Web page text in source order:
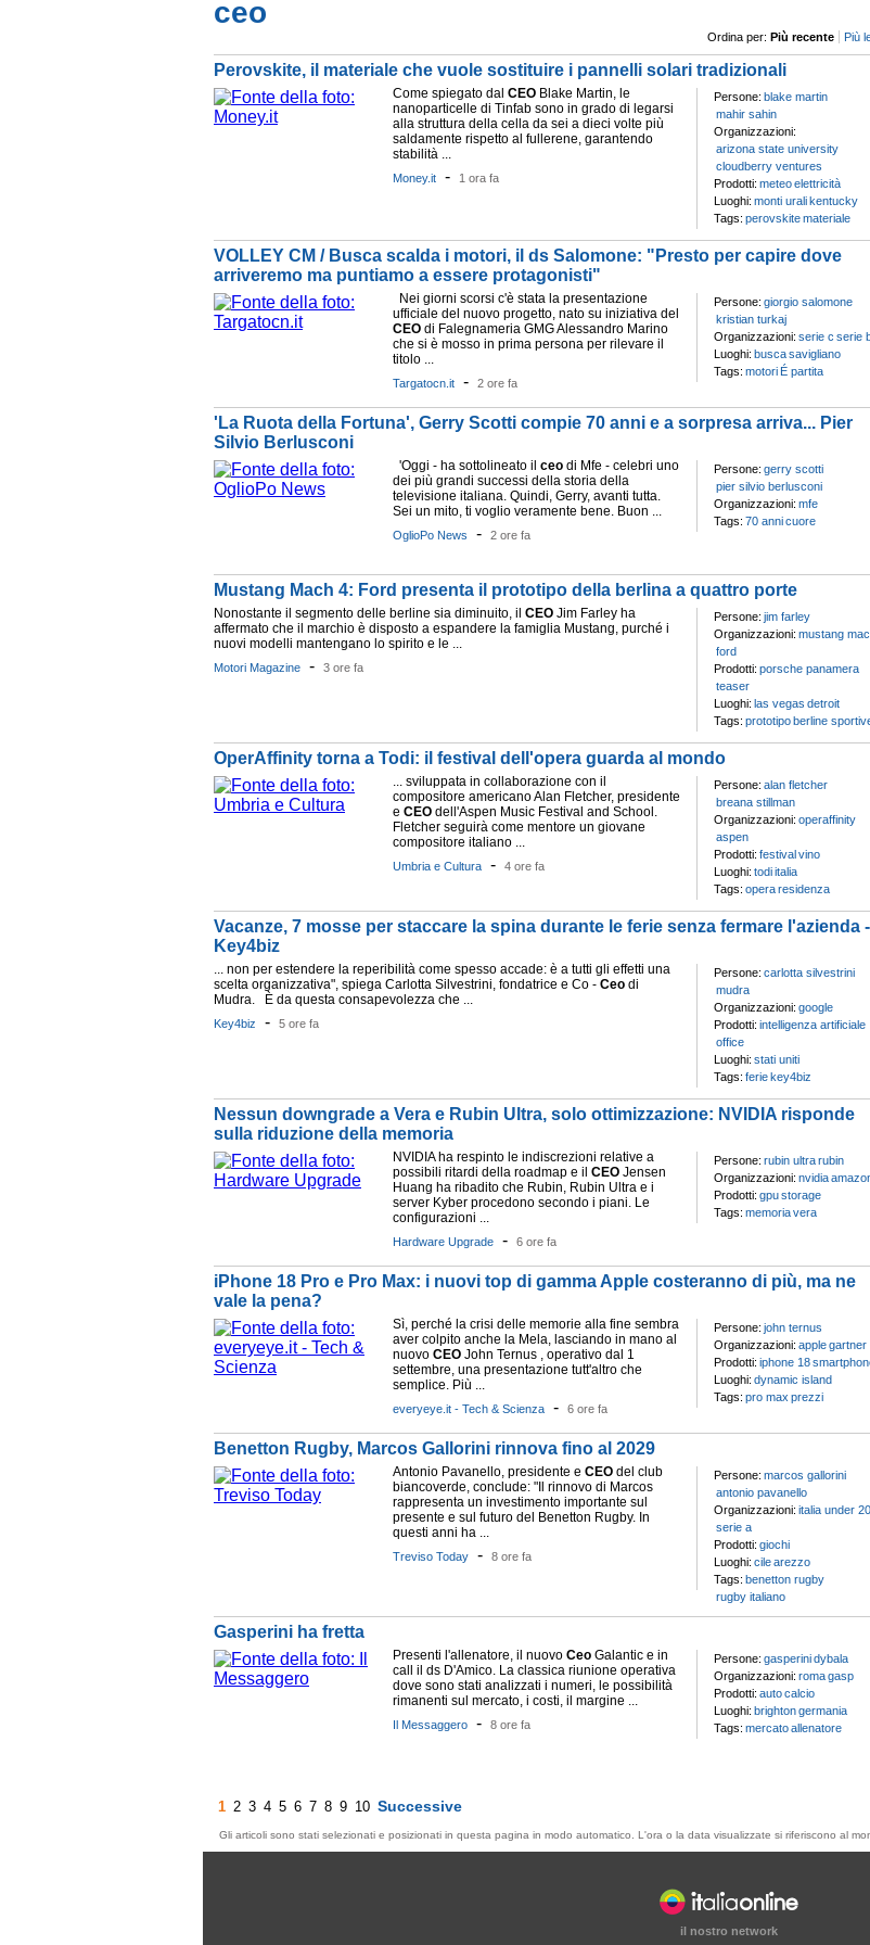
ceo
Ordina per: Più recente Più
Perovskite, il materiale che vuole sostituire i pannelli solari tradizionali
Come spiegato dal CEO Blake Martin, le
nanoparticelle di Tinfab sono in grado di legarsi
alla struttura della cella da sei a dieci volte più
saldamente rispetto al fullerene, garantendo
stabilità ...
Money.it - 1 ora fa
Persone: blake martin
mahir sahin
Organizzazioni:
arizona state university
cloudberry ventures
Prodotti: meteoelettricità
Luoghi: monti uralikentucky
Tags: perovskitemateriale
VOLLEY CM / Busca scalda i motori, il ds Salomone: "Presto per capire dove
arriveremo ma puntiamo a essere protagonisti"
Nei giorni scorsi c'è stata la presentazione
ufficiale del nuovo progetto, nato su iniziativa del
CEO di Falegnameria GMG Alessandro Marino
che si è mosso in prima persona per rilevare il
titolo ...
Targatocn.it - 2 ore fa
Persone: giorgio salomone
kristian turkaj
Organizzazioni: serie c serie
Luoghi: buscasavigliano
Tags: motori É partita
'La Ruota della Fortuna', Gerry Scotti compie 70 anni e a sorpresa arriva... Pier
Silvio Berlusconi
'Oggi - ha sottolineato il ceo di Mfe - celebri uno
dei più grandi successi della storia della
televisione italiana. Quindi, Gerry, avanti tutta.
Sei un mito, ti voglio veramente bene. Buon ...
OglioPo News - 2 ore fa
Persone: gerry scotti
pier silvio berlusconi
Organizzazioni: mfe
Tags: 70 annicuore
Mustang Mach 4: Ford presenta il prototipo della berlina a quattro porte
Nonostante il segmento delle berline sia diminuito, il CEO Jim Farley ha
affermato che il marchio è disposto a espandere la famiglia Mustang, purché i
nuovi modelli mantengano lo spirito e le ...
Motori Magazine - 3 ore fa
Persone: jim farley
Organizzazioni: mustang
ford
Prodotti: porsche panamera
teaser
Luoghi: las vegas detroit
Tags: prototipoberline
OperAffinity torna a Todi: il festival dell'opera guarda al mondo
... sviluppata in collaborazione con il
compositore americano Alan Fletcher, presidente
e CEO dell'Aspen Music Festival and School.
Fletcher seguirà come mentore un giovane
compositore italiano ...
Umbria e Cultura - 4 ore fa
Persone: alan fletcher
breana stillman
Organizzazioni: operaffinity
aspen
Prodotti: festivalvino
Luoghi: todiitalia
Tags: operaresidenza
Vacanze, 7 mosse per staccare la spina durante le ferie senza fermare l'azienda -
Key4biz
... non per estendere la reperibilità come spesso accade: è a tutti gli effetti una
scelta organizzativa", spiega Carlotta Silvestrini, fondatrice e Co - Ceo di
Mudra. È da questa consapevolezza che ...
Key4biz - 5 ore fa
Persone: carlotta silvestrini
mudra
Organizzazioni: google
Prodotti: intelligenza artificiale
office
Luoghi: stati uniti
Tags: feriekey4biz
Nessun downgrade a Vera e Rubin Ultra, solo ottimizzazione: NVIDIA risponde
sulla riduzione della memoria
NVIDIA ha respinto le indiscrezioni relative a
possibili ritardi della roadmap e il CEO Jensen
Huang ha ribadito che Rubin, Rubin Ultra e i
server Kyber procedono secondo i piani. Le
configurazioni ...
Hardware Upgrade - 6 ore fa
Persone: rubin ultrarubin
Organizzazioni: nvidia
Prodotti: gpustorage
Tags: memoriavera
iPhone 18 Pro e Pro Max: i nuovi top di gamma Apple costeranno di più, ma ne
vale la pena?
Sì, perché la crisi delle memorie alla fine sembra
aver colpito anche la Mela, lasciando in mano al
nuovo CEO John Ternus , operativo dal 1
settembre, una presentazione tutt'altro che
semplice. Più ...
everyeye.it - Tech & Scienza - 6 ore fa
Persone: john ternus
Organizzazioni: applegartner
Prodotti: iphone 18
Luoghi: dynamic island
Tags: pro max prezzi
Benetton Rugby, Marcos Gallorini rinnova fino al 2029
Antonio Pavanello, presidente e CEO del club
biancoverde, conclude: "Il rinnovo di Marcos
rappresenta un investimento importante sul
presente e sul futuro del Benetton Rugby. In
questi anni ha ...
Treviso Today - 8 ore fa
Persone: marcos gallorini
antonio pavanello
Organizzazioni: italia under 20
serie a
Prodotti: giochi
Luoghi: cilearezzo
Tags: benetton rugby
rugby italiano
Gasperini ha fretta
Presenti l'allenatore, il nuovo Ceo Galantic e in
call il ds D'Amico. La classica riunione operativa
dove sono stati analizzati i numeri, le possibilità
rimanenti sul mercato, i costi, il margine ...
Il Messaggero - 8 ore fa
Persone: gasperinidybala
Organizzazioni: romagasp
Prodotti: autocalcio
Luoghi: brightongermania
Tags: mercatoallenatore
1 2 3 4 5 6 7 8 9 10 Successive
Gli articoli sono stati selezionati e posizionati in questa pagina in modo automatico. L'ora o la data visualizzate si riferiscono al
il nostro network